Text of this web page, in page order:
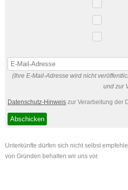
(Ihre E-Mail-Adresse wird nicht
und zur
Datenschutz-Hinweis zur Verarbeitung der
Unterkünfte dürfen sich nicht selbst
von Gründen behalten wir uns vor.